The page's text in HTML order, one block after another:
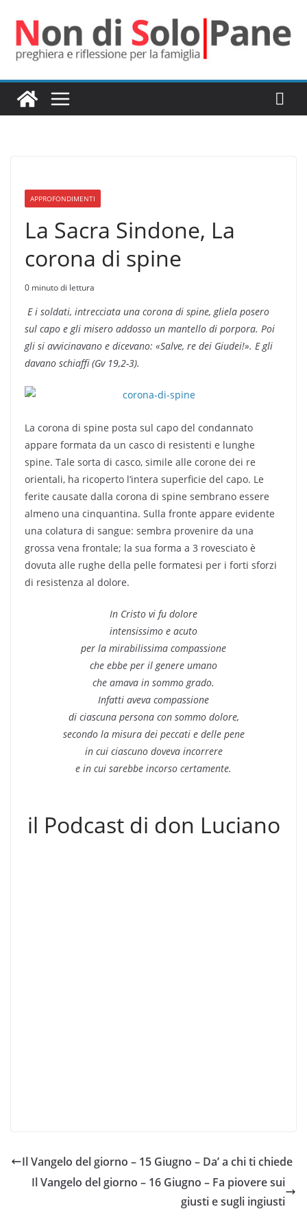
contenuto
APPROFONDIMENTI
La Sacra Sindone, La
corona di spine
0 minuto di lettura
E i soldati, intrecciata una corona di spine, gliela posero
sul capo e gli misero addosso un mantello di porpora. Poi
gli si avvicinavano e dicevano: «Salve, re dei Giudei!». E gli
davano schiaffi (Gv 19,2-3).
La corona di spine posta sul capo del condannato
appare formata da un casco di resistenti e lunghe
spine. Tale sorta di casco, simile alle corone dei re
orientali, ha ricoperto l’intera superficie del capo. Le
ferite causate dalla corona di spine sembrano essere
almeno una cinquantina. Sulla fronte appare evidente
una colatura di sangue: sembra provenire da una
grossa vena frontale; la sua forma a 3 rovesciato è
dovuta alle rughe della pelle formatesi per i forti sforzi
di resistenza al dolore.
In Cristo vi fu dolore
intensissimo e acuto
per la mirabilissima compassione
che ebbe per il genere umano
che amava in sommo grado.
Infatti aveva compassione
di ciascuna persona con sommo dolore,
secondo la misura dei peccati e delle pene
in cui ciascuno doveva incorrere
e in cui sarebbe incorso certamente.
il Podcast di don Luciano
Il Vangelo del giorno – 15 Giugno – Da’ a chi ti chiede
Il Vangelo del giorno – 16 Giugno – Fa piovere sui
giusti e sugli ingiusti